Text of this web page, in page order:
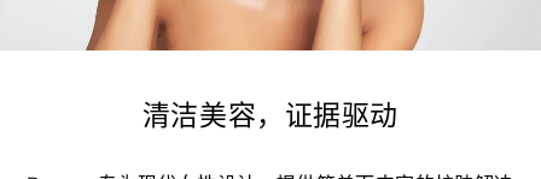
清洁美容，证据驱动